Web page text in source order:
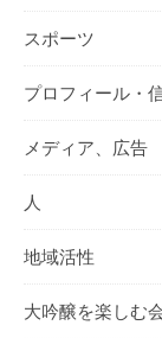
スポーツ
プロフィール・
メディア、広告
人
地域活性
大吟醸を楽しむ